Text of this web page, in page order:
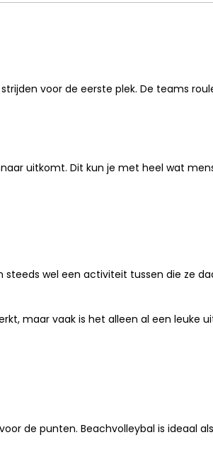
voor de eerste plek. De teams
uitkomt. Dit kun je met heel wat
wel een activiteit tussen die ze
maar vaak is het alleen al een leuke
de punten. Beachvolleybal is ideaal